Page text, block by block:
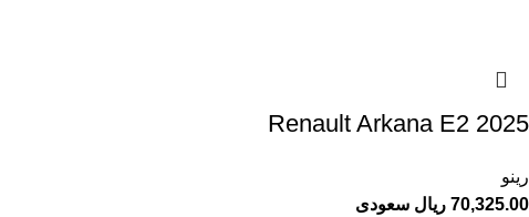
Renault Arkana E2 2025
رينو
70,325.00 ريال سعودى